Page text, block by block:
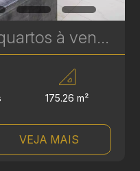
Apartamento de 3 quartos à venda no Água Verde - 3 Vagas e Hall Privativo - 175 m² | Ref. 570
175.26 m²
VEJA MAIS